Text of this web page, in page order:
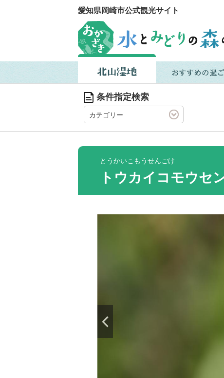
愛知県岡崎市公式観光サイト
条件指定検索
カテゴリー
とうかいこもうせんごけ
トウカイコモウセ